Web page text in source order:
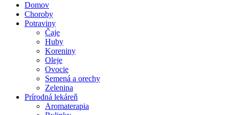
Domov
Choroby
Potraviny
Čaje
Huby
Koreniny
Oleje
Ovocie
Semená a orechy
Zelenina
Prírodná lekáreň
Aromaterapia